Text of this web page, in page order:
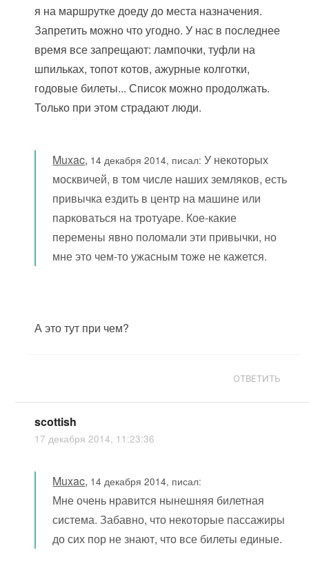
я на маршрутке доеду до места назначения.
Запретить можно что угодно. У нас в последнее
время все запрещают: лампочки, туфли на
шпильках, топот котов, ажурные колготки,
годовые билеты... Список можно продолжать.
Только при этом страдают люди.
Muxac, 14 декабря 2014, писал: У некоторых
москвичей, в том числе наших земляков, есть
привычка ездить в центр на машине или
парковаться на тротуаре. Кое-какие
перемены явно поломали эти привычки, но
мне это чем-то ужасным тоже не кажется.
А это тут при чем?
ОТВЕТИТЬ
scottish
17 декабря 2014, 11:23:36
Muxac, 14 декабря 2014, писал:
Мне очень нравится нынешняя билетная
система. Забавно, что некоторые пассажиры
до сих пор не знают, что все билеты единые.